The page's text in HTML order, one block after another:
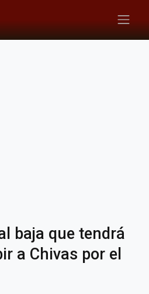
baja que tendrá
a Chivas por el